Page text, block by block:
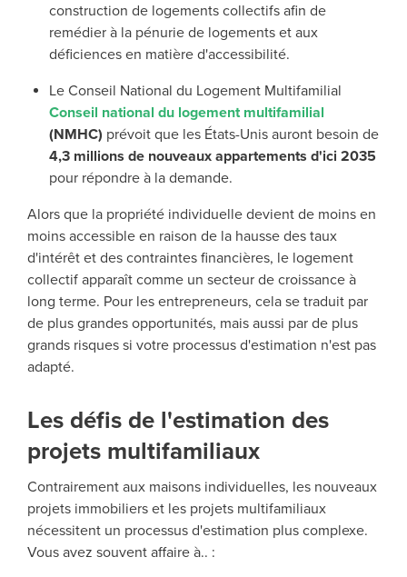
construction de logements collectifs afin de
remédier à la pénurie de logements et aux
déficiences en matière d'accessibilité.
Le Conseil National du Logement Multifamilial
Conseil national du logement multifamilial
(NMHC) prévoit que les États-Unis auront besoin de
4,3 millions de nouveaux appartements d'ici 2035
pour répondre à la demande.
Alors que la propriété individuelle devient de moins en
moins accessible en raison de la hausse des taux
d'intérêt et des contraintes financières, le logement
collectif apparaît comme un secteur de croissance à
long terme. Pour les entrepreneurs, cela se traduit par
de plus grandes opportunités, mais aussi par de plus
grands risques si votre processus d'estimation n'est pas
adapté.
Les défis de l'estimation des
projets multifamiliaux
Contrairement aux maisons individuelles, les nouveaux
projets immobiliers et les projets multifamiliaux
nécessitent un processus d'estimation plus complexe.
Vous avez souvent affaire à.. :